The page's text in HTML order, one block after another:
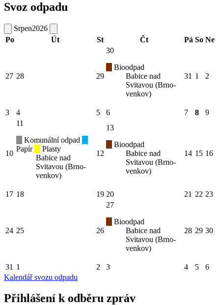
Svoz odpadu
Srpen2026
Po
Út St Čt Pá So Ne
27 28 29
30
Bioodpad
Babice nad
Svitavou (Brno-
venkov)
31 1 2
3 4 5 6 7 8 9
10
11
Komunální odpad
Papír
Plasty
Babice nad
Svitavou (Brno-
venkov)
12
13
Bioodpad
Babice nad
Svitavou (Brno-
venkov)
14 15 16
17 18 19 20 21 22 23
24 25 26
27
Bioodpad
Babice nad
Svitavou (Brno-
venkov)
28 29 30
31 1 2 3 4 5
6
Kalendář svozu odpadu
Přihlášení k odběru zpráv